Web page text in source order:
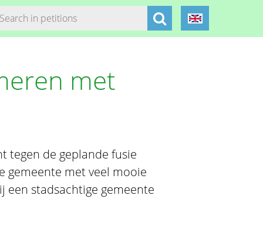
met
tegen de geplande fusie
gemeente met veel mooie
een stadsachtige gemeente